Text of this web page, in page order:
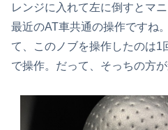
レンジに入れて左に倒すとマ
最近のAT車共通の操作ですね
て、このノブを操作したのは1
で操作。だって、そっちの方